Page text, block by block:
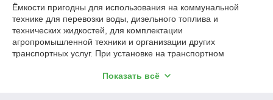
Ёмкости пригодны для использования на коммунальной
технике для перевозки воды, дизельного топлива и
технических жидкостей, для комплектации
агропромышленной техники и организации других
транспортных услуг. При установке на транспортном
предусмотрены специальные места.
Показать всё